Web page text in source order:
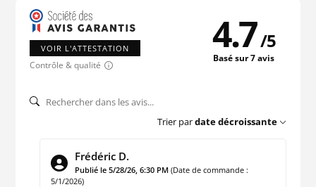
VOIR L'ATTESTATION
Contrôle & qualité
4.7/5
Basé sur 7 avis
Trier pardate décroissante
Frédéric D.
Publié le 5/28/26, 6:30 PM (Date de commande :
5/1/2026)